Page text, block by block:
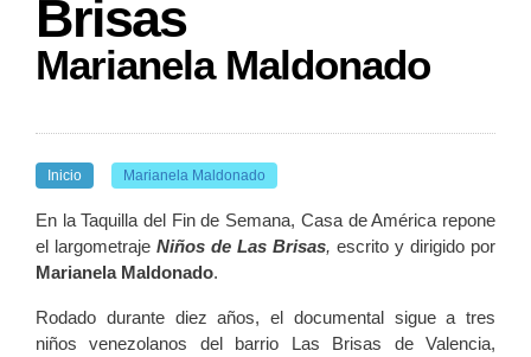
Brisas
Marianela Maldonado
Inicio Marianela Maldonado
En la Taquilla del Fin de Semana, Casa de América repone
el largometraje Niños de Las Brisas, escrito y dirigido por
Marianela Maldonado.
Rodado durante diez años, el documental sigue a tres
niños venezolanos del barrio Las Brisas de Valencia,